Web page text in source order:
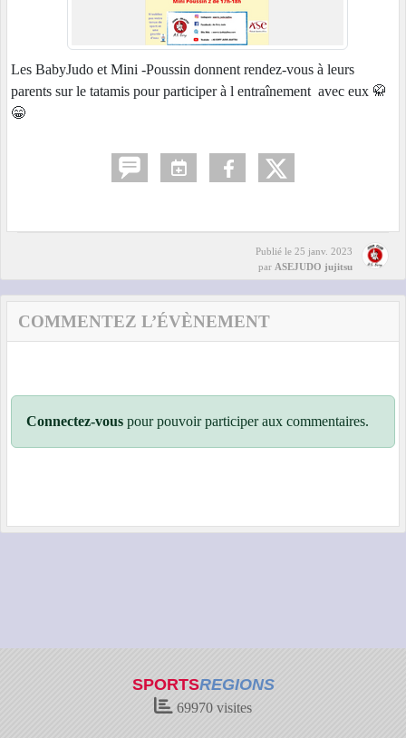
Les BabyJudo et Mini -Poussin donnent rendez-vous à leurs
parents sur le tatamis pour participer à l entraînement avec eux 🥋
😁
Publié le 25 janv. 2023
par ASEJUDO jujitsu
COMMENTEZ L’ÉVÈNEMENT
Connectez-vous pour pouvoir participer aux commentaires.
SPORTSREGIONS
69970 visites